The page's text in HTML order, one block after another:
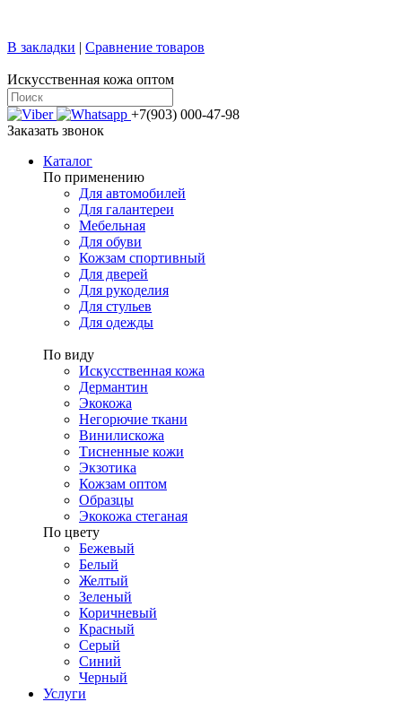
В закладки | Сравнение товаров
Искусственная кожа оптом
+7(903) 000-47-98
Заказать звонок
Каталог
По применению
Для автомобилей
Для галантереи
Мебельная
Для обуви
Кожзам спортивный
Для дверей
Для рукоделия
Для стульев
Для одежды
По виду
Искусственная кожа
Дермантин
Экокожа
Негорючие ткани
Винилискожа
Тисненные кожи
Экзотика
Кожзам оптом
Образцы
Экокожа стеганая
По цвету
Бежевый
Белый
Желтый
Зеленый
Коричневый
Красный
Серый
Синий
Черный
Услуги